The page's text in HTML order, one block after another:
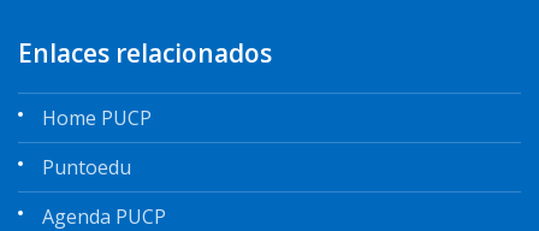
Enlaces relacionados
Home PUCP
Puntoedu
Agenda PUCP